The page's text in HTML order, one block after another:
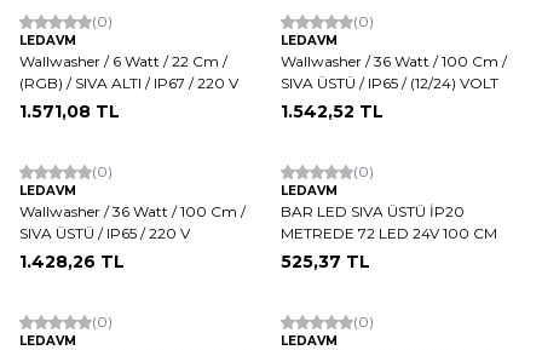
(0)
LEDAVM
Wallwasher / 6 Watt / 22 Cm /
(RGB) / SIVA ALTI / IP67 / 220 V
1.571,08 TL
(0)
LEDAVM
Wallwasher / 36 Watt / 100 Cm /
SIVA ÜSTÜ / IP65 / (12/24) VOLT
1.542,52 TL
(0)
LEDAVM
Wallwasher / 36 Watt / 100 Cm /
SIVA ÜSTÜ / IP65 / 220 V
1.428,26 TL
(0)
LEDAVM
BAR LED SIVA ÜSTÜ İP20
METREDE 72 LED 24V 100 CM
525,37 TL
(0)
LEDAVM
(0)
LEDAVM